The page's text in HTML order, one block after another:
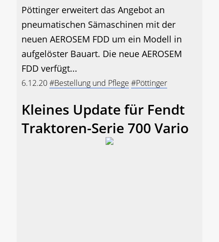
Pöttinger erweitert das Angebot an
pneumatischen Sämaschinen mit der
neuen AEROSEM FDD um ein Modell in
aufgelöster Bauart. Die neue AEROSEM
FDD verfügt...
6.12.20#Bestellung und Pflege #Pöttinger
Kleines Update für Fendt
Traktoren-Serie 700 Vario